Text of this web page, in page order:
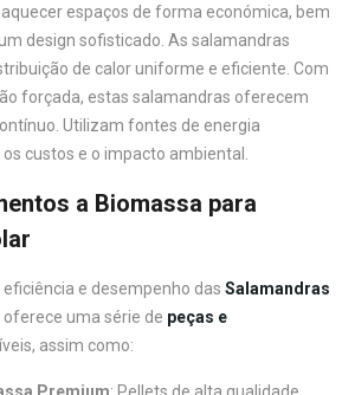
espaços de forma económica, bem
design sofisticado. As salamandras
de calor uniforme e eficiente. Com
forçada, estas salamandras oferecem
Utilizam fontes de energia
custos e o impacto ambiental.
a Biomassa para
e desempenho das Salamandras
oferece uma série de peças e
assim como:
Premium: Pellets de alta qualidade